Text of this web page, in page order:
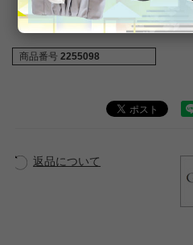
ンでラッピングします。外箱は付
商品番号 2255098
返品について